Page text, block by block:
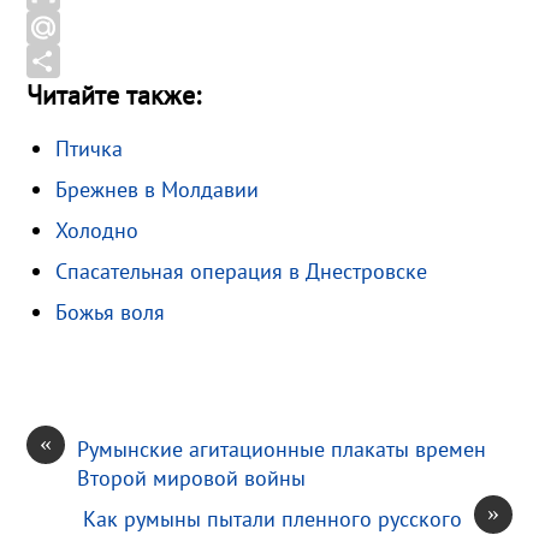
o
o
k
e
g
r
m
n
o
k
a
s
s
n
G
m
a
M
a
R
u
О
п
р
а
в
Читайте также:
Птичка
Брежнев в Молдавии
Холодно
Спасательная операция в Днестровске
Божья воля
«
Румынские агитационные плакаты времен
Второй мировой войны
»
Как румыны пытали пленного русского